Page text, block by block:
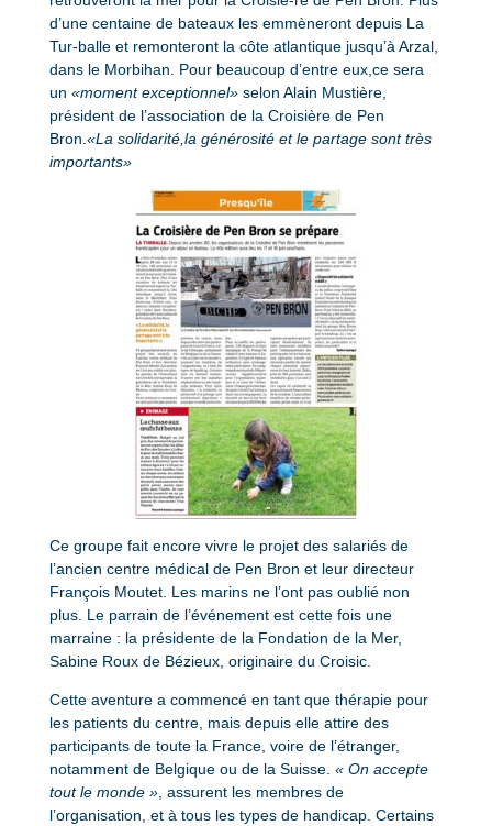
d’une centaine de bateaux les emmèneront depuis La
Tur-balle et remonteront la côte atlantique jusqu’à Arzal,
dans le Morbihan. Pour beaucoup d’entre eux,ce sera
un «moment exceptionnel» selon Alain Mustière,
président de l’association de la Croisière de Pen
Bron. «La solidarité,la générosité et le partage sont très
importants»
Ce groupe fait encore vivre le projet des salariés de
l’ancien centre médical de Pen Bron et leur directeur
François Moutet. Les marins ne l’ont pas oublié non
plus. Le parrain de l’événement est cette fois une
marraine : la présidente de la Fondation de la Mer,
Sabine Roux de Bézieux, originaire du Croisic.
Cette aventure a commencé en tant que thérapie pour
les patients du centre, mais depuis elle attire des
participants de toute la France, voire de l’étranger,
notamment de Belgique ou de la Suisse. « On accepte
tout le monde », assurent les membres de
l’organisation, et à tous les types de handicap. Certains